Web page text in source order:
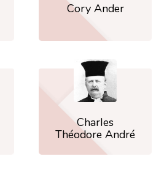
Cory Ander
Charles
Théodore André